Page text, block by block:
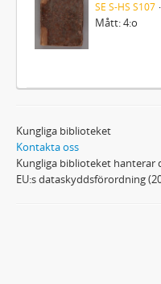
SE S-HS S107
Mått: 4:o
Kungliga biblioteket
Kontakta oss
Kungliga biblioteket hanterar
EU:s dataskyddsförordning